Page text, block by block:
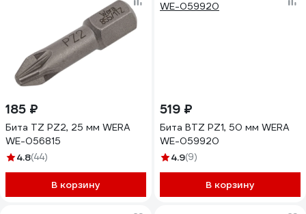
185 ₽
Бита TZ PZ2, 25 мм WERA
WE-056815
4.8(44)
В корзину
519 ₽
Бита BTZ PZ1, 50 мм WERA
WE-059920
4.9(9)
В корзину